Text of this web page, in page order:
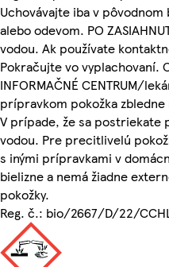
Uchovávajte iba v
alebo odevom. PO
vodou. Ak používate
Pokračujte vo vyplachovaní.
INFORMAČNÉ CENTRUM/
prípravkom pokožka
V prípade, že sa postriekate
vodou. Pre precitlivelú
s inými prípravkami v
bielizne a nemá žiadne
pokožky.
Reg. č.: bio/2667/D/22/